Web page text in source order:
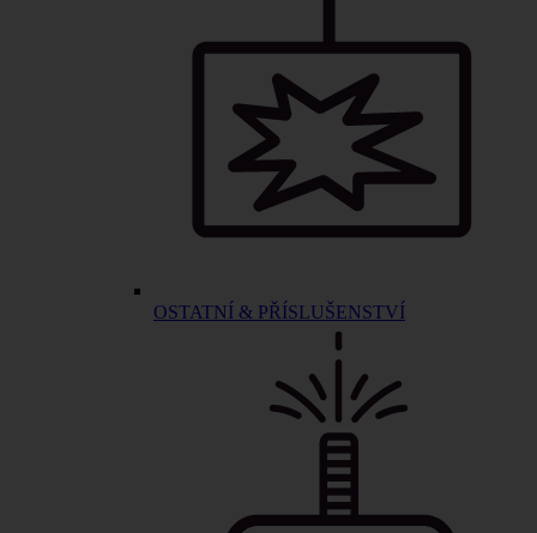
OSTATNÍ & PŘÍSLUŠENSTVÍ